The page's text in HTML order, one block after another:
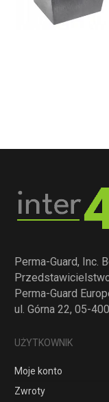
Perma-Guard, Inc.
Perma-Guard
ul. Górna 22, 05-
UŻYTKOWNIK
Moje konto
Zwroty